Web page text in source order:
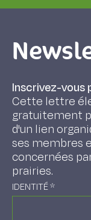
Inscrivez-vous
Cette lettre
gratuitement
d'un lien
ses membres
concernées
prairies.
IDENTITÉ*